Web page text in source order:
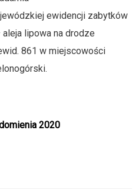
ewidencji zabytków
lipowa na drodze
861 w miejscowości
2020